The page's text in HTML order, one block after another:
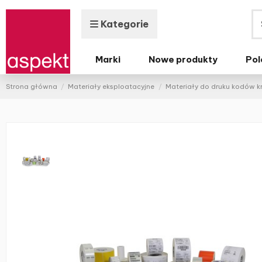
Kategorie
Marki Nowe produkty
Strona główna Materiały eksploatacyjne Materiały do druku kodów